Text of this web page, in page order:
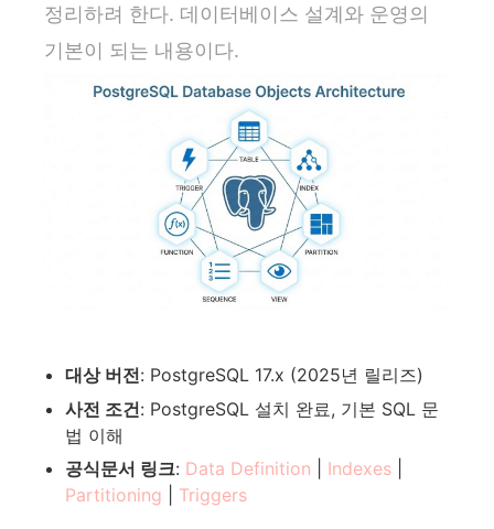
정리하려 한다. 데이터베이스 설계와 운영의
기본이 되는 내용이다.
대상 버전: PostgreSQL 17.x (2025년 릴리즈)
사전 조건: PostgreSQL 설치 완료, 기본 SQL 문
법 이해
공식문서 링크: Data Definition Indexes
Partitioning
Triggers